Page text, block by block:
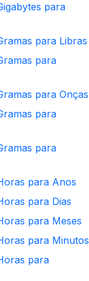
para
para Libras
para
para Onças
para
para
para Anos
para Dias
para Meses
para Minutos
para